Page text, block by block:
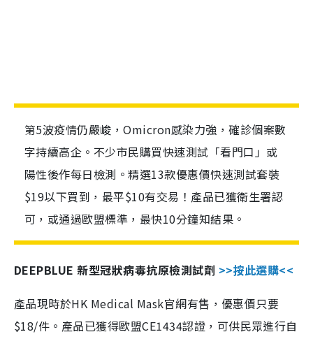
第5波疫情仍嚴峻，Omicron感染力強，確診個案數
字持續高企。不少市民購買快速測試「看門口」或
陽性後作每日檢測。精選13款優惠價快速測試套裝
$19以下買到，最平$10有交易！產品已獲衛生署認
可，或通過歐盟標準，最快10分鐘知結果。
DEEPBLUE 新型冠狀病毒抗原檢測試劑 >>按此選購<<
產品現時於HK Medical Mask官網有售，優惠價只要
$18/件。產品已獲得歐盟CE1434認證，可供民眾進行自